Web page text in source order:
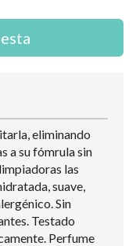
eliminando
a su fómrula sin
las
suave,
Sin
Testado
Perfume